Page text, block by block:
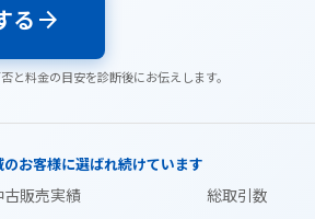
る arrow_forward
料金の目安を診断後にお伝えします。
のお客様に選ばれ続けています
古販売実績 総取引数